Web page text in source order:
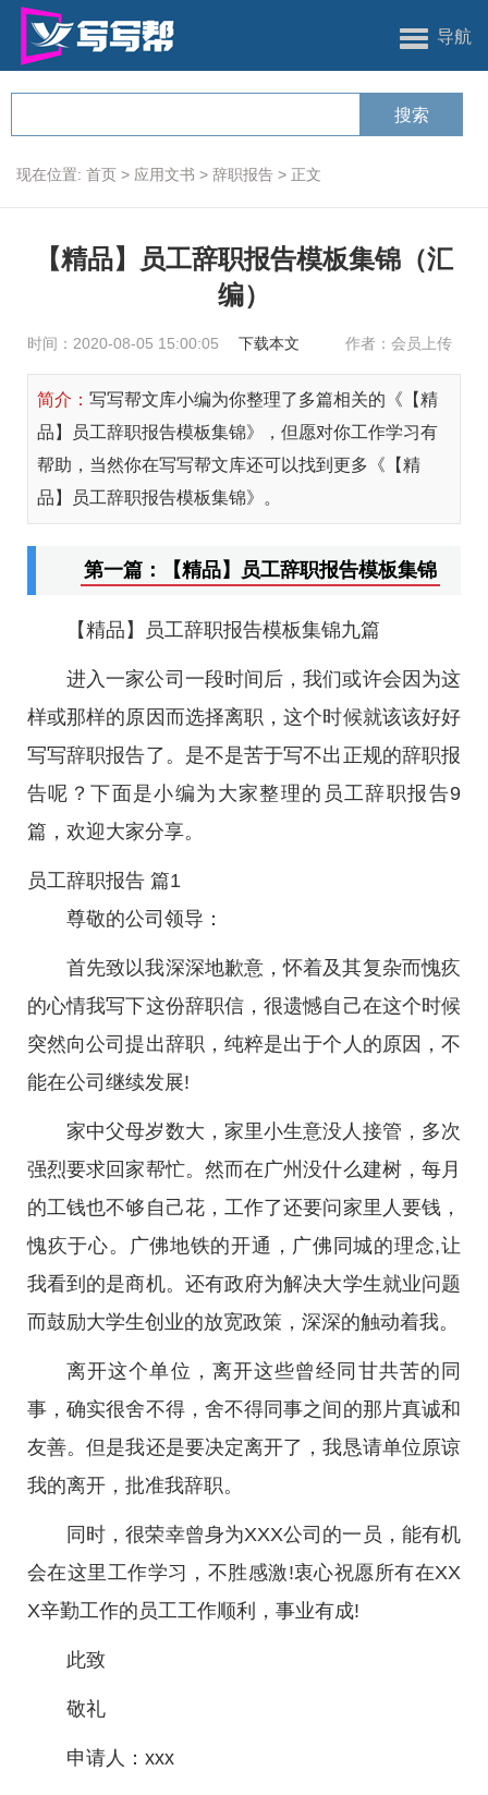
导航
现在位置: 首页 > 应用文书 > 辞职报告 > 正文
【精品】员工辞职报告模板集锦（汇
编）
时间：2020-08-05 15:00:05 下载本文 作者：会员上传
简介： 写写帮文库小编为你整理了多篇相关的《【精
品】员工辞职报告模板集锦》，但愿对你工作学习有
帮助，当然你在写写帮文库还可以找到更多《【精
品】员工辞职报告模板集锦》。
第一篇：【精品】员工辞职报告模板集锦
【精品】员工辞职报告模板集锦九篇
进入一家公司一段时间后，我们或许会因为这
样或那样的原因而选择离职，这个时候就该该好好
写写辞职报告了。是不是苦于写不出正规的辞职报
告呢？下面是小编为大家整理的员工辞职报告9
篇，欢迎大家分享。
员工辞职报告 篇1
尊敬的公司领导：
首先致以我深深地歉意，怀着及其复杂而愧疚
的心情我写下这份辞职信，很遗憾自己在这个时候
突然向公司提出辞职，纯粹是出于个人的原因，不
能在公司继续发展!
家中父母岁数大，家里小生意没人接管，多次
强烈要求回家帮忙。然而在广州没什么建树，每月
的工钱也不够自己花，工作了还要问家里人要钱，
愧疚于心。广佛地铁的开通，广佛同城的理念,让
我看到的是商机。还有政府为解决大学生就业问题
而鼓励大学生创业的放宽政策，深深的触动着我。
离开这个单位，离开这些曾经同甘共苦的同
事，确实很舍不得，舍不得同事之间的那片真诚和
友善。但是我还是要决定离开了，我恳请单位原谅
我的离开，批准我辞职。
同时，很荣幸曾身为XXX公司的一员，能有机
会在这里工作学习，不胜感激!衷心祝愿所有在XX
X辛勤工作的员工工作顺利，事业有成!
此致
敬礼
申请人：xxx